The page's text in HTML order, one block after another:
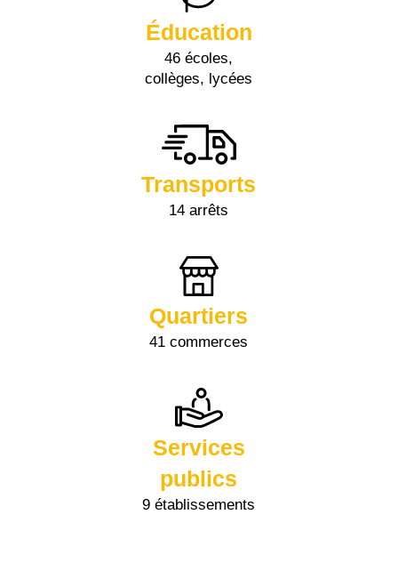
Éducation
46 écoles,
collèges, lycées
Transports
14 arrêts
Quartiers
41 commerces
Services
publics
9 établissements